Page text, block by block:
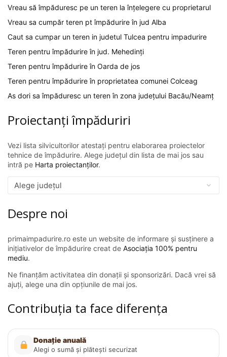
Vreau să împăduresc pe un teren la înțelegere cu proprietarul
Vreau sa cumpăr teren pt împădurire în jud Alba
Caut sa cumpar un teren in judetul Tulcea pentru impadurire
Teren pentru împădurire în jud. Mehedinți
Teren pentru împădurire în Oarda de jos
Teren pentru împădurire în proprietatea comunei Colceag
As dori sa împăduresc un teren în zona județului Bacău/Neamț
Proiectanți împăduriri
Vezi lista silvicultorilor atestați pentru elaborarea proiectelor
tehnice de împădurire. Alege județul din lista de mai jos sau
intră pe Harta proiectanților.
Despre noi
primaimpadurire.ro este un website de informare și susținere a
inițiativelor de împădurire creat de Asociația 100% pentru
mediu.
Ne finanțăm activitatea din donații și sponsorizări. Dacă vrei să
ajuți, alege una din opțiunile de mai jos.
Contribuția ta face diferența
Donație anuală
Alegi o sumă și plătești securizat